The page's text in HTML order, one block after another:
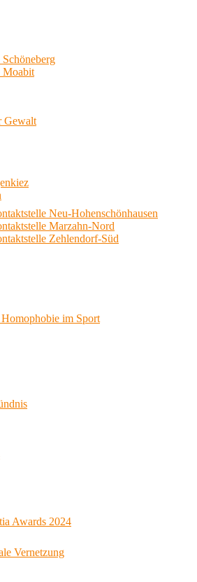
Moabit
Gewalt
Neu-Hohenschönhausen
Marzahn-Nord
Zehlendorf-Süd
im Sport
Awards 2024
Vernetzung